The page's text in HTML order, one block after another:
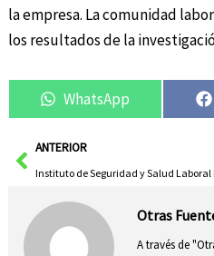
la empresa. La comunidad
los resultados de la
WhatsApp
AntANTERIOR
Otras
A través de